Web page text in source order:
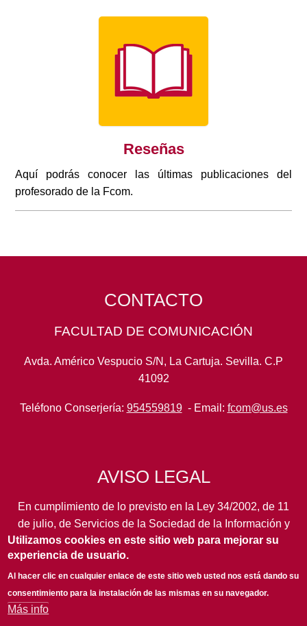
Reseñas
Aquí podrás conocer las últimas publicaciones del
profesorado de la Fcom.
CONTACTO
FACULTAD DE COMUNICACIÓN
Avda. Américo Vespucio S/N, La Cartuja. Sevilla. C.P
41092
Teléfono Conserjería: 954559819- Email: fcom@us.es
AVISO LEGAL
En cumplimiento de lo previsto en la Ley 34/2002, de 11
de julio, de Servicios de la Sociedad de la Información y
de Comercio Electrónico, así como en otras normas de
legal aplicación, se pone en conocimiento de los
usuarios de este portal de laUniversidad de Sevillalos
siguientes datos de información general...leer más
Utilizamos cookies en este sitio web para mejorar su
experiencia de usuario.
Al hacer clic en cualquier enlace de este sitio web usted nos está dando su
consentimiento para la instalación de las mismas en su navegador.
Más info